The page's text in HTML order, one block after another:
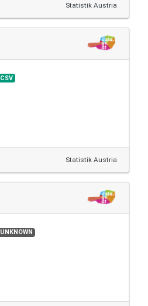
Statistik Austria
CSV
Statistik Austria
UNKNOWN